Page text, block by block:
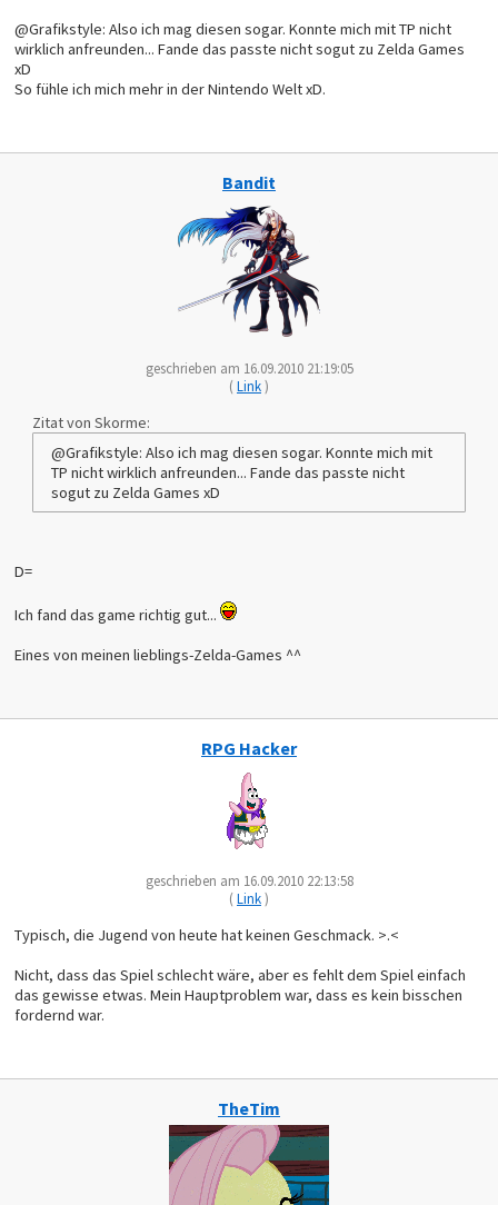
@Grafikstyle: Also ich mag diesen sogar. Konnte mich mit TP nicht
wirklich anfreunden... Fande das passte nicht sogut zu Zelda Games
xD
So fühle ich mich mehr in der Nintendo Welt xD.
Bandit
geschrieben am 16.09.2010 21:19:05
(Link)
Zitat von Skorme:
@Grafikstyle: Also ich mag diesen sogar. Konnte mich mit
TP nicht wirklich anfreunden... Fande das passte nicht
sogut zu Zelda Games xD
D=
Ich fand das game richtig gut...
Eines von meinen lieblings-Zelda-Games ^^
RPG Hacker
geschrieben am 16.09.2010 22:13:58
(Link)
Typisch, die Jugend von heute hat keinen Geschmack. >.<
Nicht, dass das Spiel schlecht wäre, aber es fehlt dem Spiel einfach
das gewisse etwas. Mein Hauptproblem war, dass es kein bisschen
fordernd war.
TheTim